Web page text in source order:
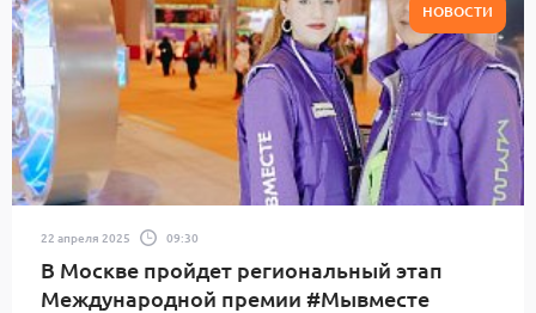
НОВОСТИ
22 апреля 2025 09:30
В Москве пройдет региональный этап
Международной премии #Мывместе